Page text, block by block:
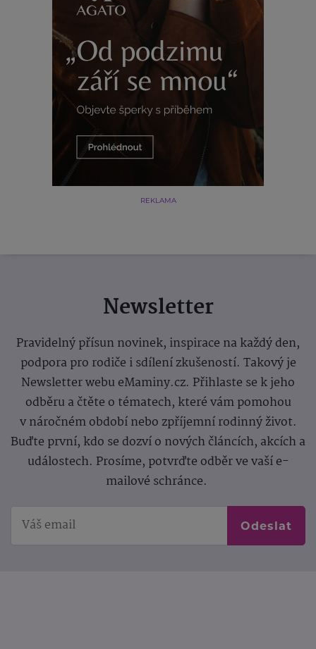
REKLAMA
Newsletter
Pravidelný přísun novinek, inspirace na každý den,
podpora pro rodiče i sdílení zkušeností. Takový je
Newsletter webu eMaminy.cz. Přihlaste se k jeho
odběru a čtěte o tématech, které vám pomohou
v náročném období nebo zpříjemní rodinný život.
Buďte první, kdo se dozví o nových článcích, akcích a
událostech. Prosíme, potvrďte odběr ve vaší e-
mailové schránce.
Odeslat